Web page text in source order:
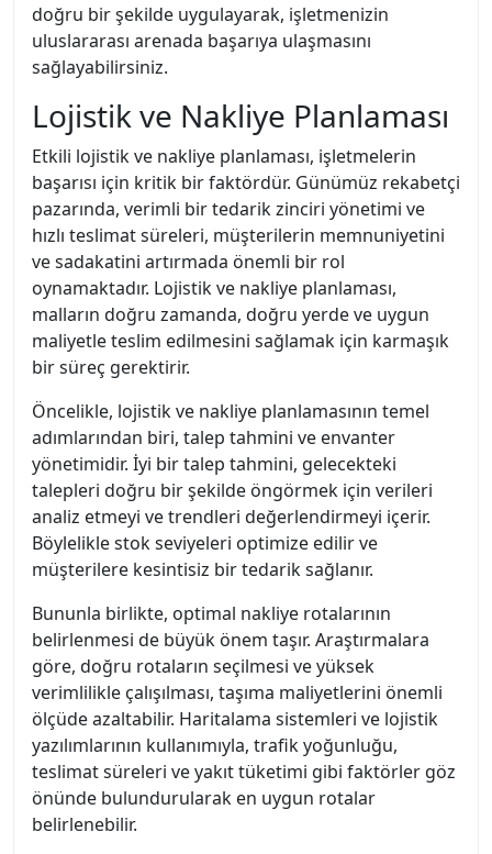
doğru bir şekilde uygulayarak, işletmenizin
uluslararası arenada başarıya ulaşmasını
sağlayabilirsiniz.
Lojistik ve Nakliye Planlaması
Etkili lojistik ve nakliye planlaması, işletmelerin
başarısı için kritik bir faktördür. Günümüz rekabetçi
pazarında, verimli bir tedarik zinciri yönetimi ve
hızlı teslimat süreleri, müşterilerin memnuniyetini
ve sadakatini artırmada önemli bir rol
oynamaktadır. Lojistik ve nakliye planlaması,
malların doğru zamanda, doğru yerde ve uygun
maliyetle teslim edilmesini sağlamak için karmaşık
bir süreç gerektirir.
Öncelikle, lojistik ve nakliye planlamasının temel
adımlarından biri, talep tahmini ve envanter
yönetimidir. İyi bir talep tahmini, gelecekteki
talepleri doğru bir şekilde öngörmek için verileri
analiz etmeyi ve trendleri değerlendirmeyi içerir.
Böylelikle stok seviyeleri optimize edilir ve
müşterilere kesintisiz bir tedarik sağlanır.
Bununla birlikte, optimal nakliye rotalarının
belirlenmesi de büyük önem taşır. Araştırmalara
göre, doğru rotaların seçilmesi ve yüksek
verimlilikle çalışılması, taşıma maliyetlerini önemli
ölçüde azaltabilir. Haritalama sistemleri ve lojistik
yazılımlarının kullanımıyla, trafik yoğunluğu,
teslimat süreleri ve yakıt tüketimi gibi faktörler göz
önünde bulundurularak en uygun rotalar
belirlenebilir.